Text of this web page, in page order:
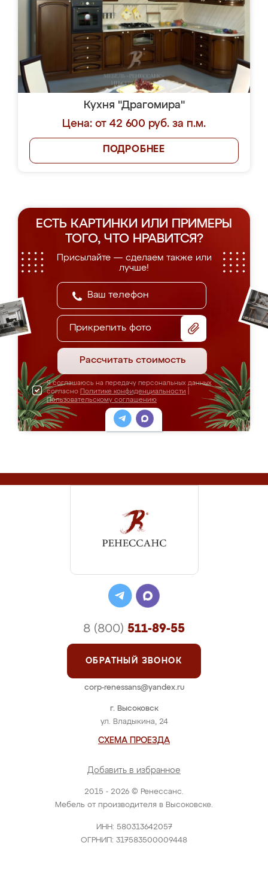
Кухня "Драгомира"
Цена: от 42 600 руб. за п.м.
ПОДРОБНЕЕ
ЕСТЬ КАРТИНКИ ИЛИ ПРИМЕРЫ
ТОГО, ЧТО НРАВИТСЯ?
Присылайте — сделаем также или
лучше!
Прикрепить фото
Рассчитать стоимость
Я соглашаюсь на передачу персональных данных
согласно Политике конфиденциальности
Пользовательскому соглашению
2015 - 2026 © Ренессанс.
Мебель от производителя в Высоковске.
ИНН: 580313642057
ОГРНИП: 317583500009448
г. Высоковск
ул. Владыкина, 24
СХЕМА ПРОЕЗДА
Добавить в избранное
8 (800) 511-89-55
ОБРАТНЫЙ ЗВОНОК
corp-renessans@yandex.ru